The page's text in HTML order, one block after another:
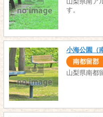
す。
小海公園（
南都留郡
山梨県南都